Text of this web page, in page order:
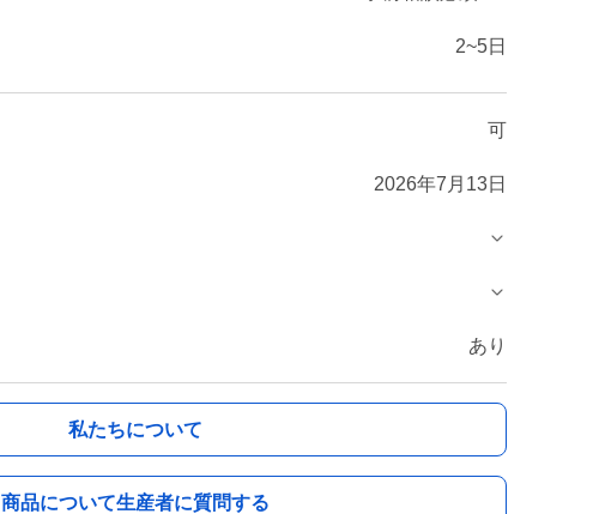
2~5日
可
2026年7月13日
あり
私たちについて
商品について生産者に質問する